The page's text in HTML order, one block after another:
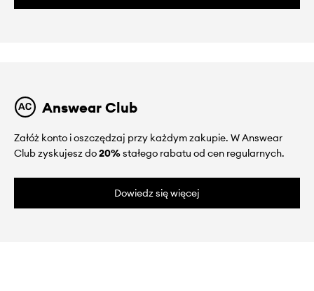
Answear Club
Załóż konto i oszczędzaj przy każdym zakupie. W Answear
Club zyskujesz do20%stałego rabatu od cen regularnych.
Dowiedz się więcej